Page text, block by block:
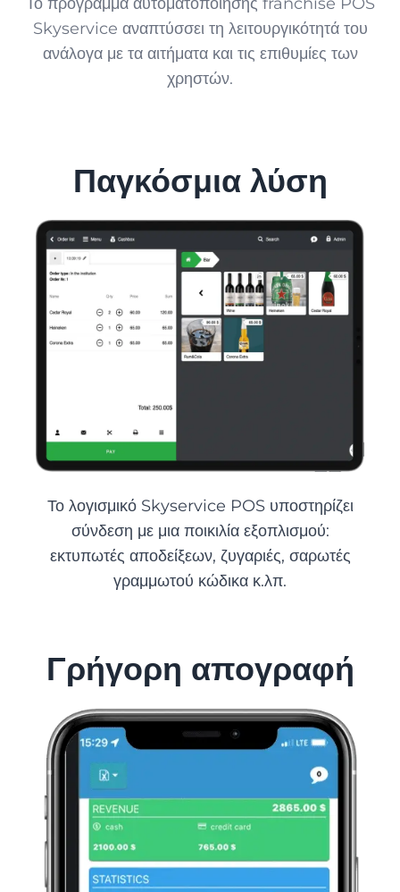
Skyservice αναπτύσσει τη λειτουργικότητά του
ανάλογα με τα αιτήματα και τις επιθυμίες των
χρηστών.
Παγκόσμια λύση
Το λογισμικό Skyservice POS υποστηρίζει
σύνδεση με μια ποικιλία εξοπλισμού:
εκτυπωτές αποδείξεων, ζυγαριές, σαρωτές
γραμμωτού κώδικα κ.λπ.
Γρήγορη απογραφή